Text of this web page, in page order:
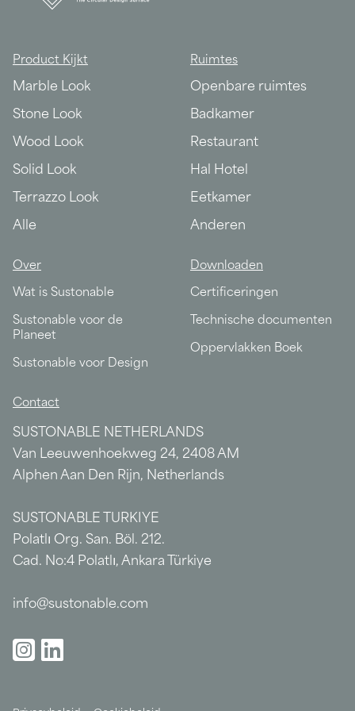
Product Kijkt
Marble Look
Stone Look
Wood Look
Solid Look
Terrazzo Look
Alle
Ruimtes
Openbare ruimtes
Badkamer
Restaurant
Hal Hotel
Eetkamer
Anderen
Over
Wat is Sustonable
Sustonable voor de
Planeet
Sustonable voor Design
Downloaden
Certificeringen
Technische documenten
Oppervlakken Boek
Contact
SUSTONABLE NETHERLANDS
Van Leeuwenhoekweg 24, 2408 AM
Alphen Aan Den Rijn, Netherlands
SUSTONABLE TURKIYE
Polatlı Org. San. Böl. 212.
Cad. No:4 Polatlı, Ankara Türkiye
info@sustonable.com